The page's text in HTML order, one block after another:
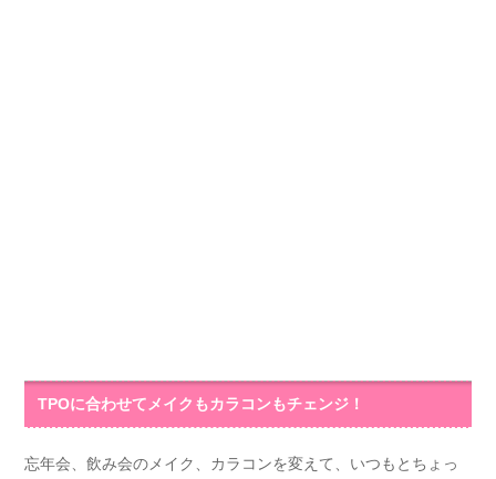
TPOに合わせてメイクもカラコンもチェンジ！
忘年会、飲み会のメイク、カラコンを変えて、いつもとちょっ